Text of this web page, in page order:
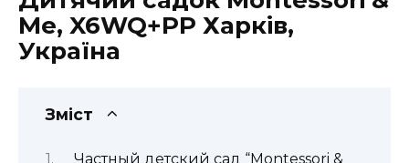
Me, X6WQ+PP Харків,
Україна
Зміст
Частный детский сад “Montessori &